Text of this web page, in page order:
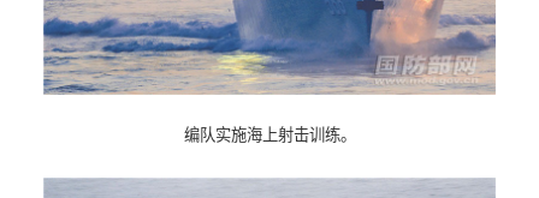
编队实施海上射击训练。